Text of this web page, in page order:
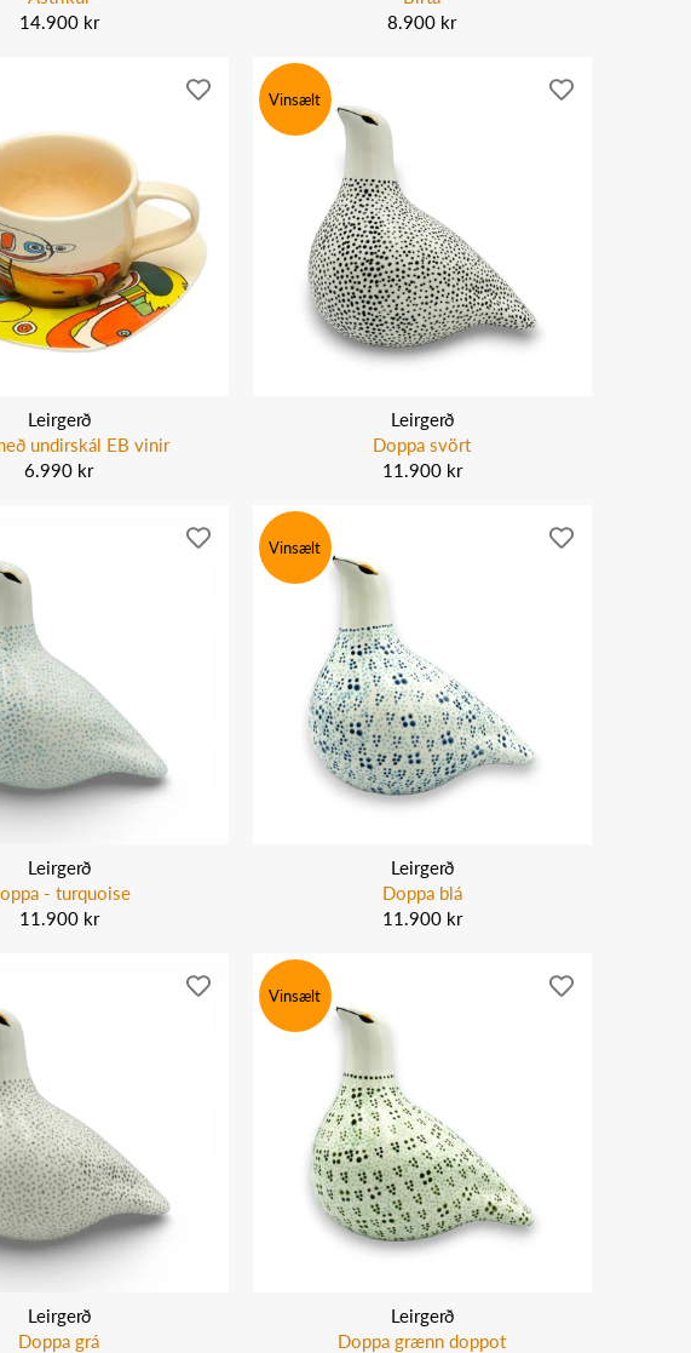
14.900 kr
8.900 kr
Leirgerð
undirskál EB vinir
6.990 kr
Vinsælt
Leirgerð
Doppa svört
11.900 kr
Leirgerð
- turquoise
11.900 kr
Vinsælt
Leirgerð
Doppa blá
11.900 kr
Leirgerð
Doppa grá
Vinsælt
Leirgerð
Doppa grænn doppot